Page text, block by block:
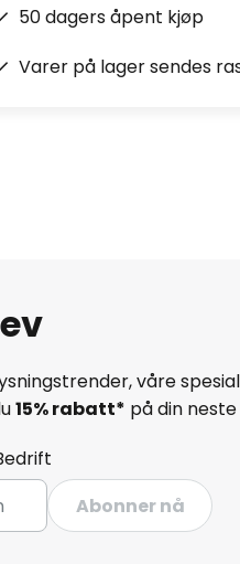
50 dagers åpent kjøp
Varer på lager sendes
våre
15% rabatt* på din
Abonner nå